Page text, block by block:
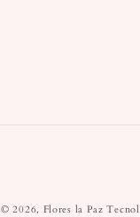
© 2026, Flores la Paz